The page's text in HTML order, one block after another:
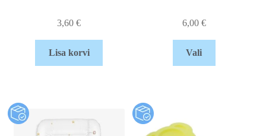
3,60€
Lisa korvi
6,00 €
Vali